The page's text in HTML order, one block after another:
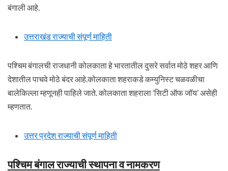
बंगाली आहे.
उत्तराखंड राज्याची संपूर्ण माहिती
पश्चिम बंगालची राजधानी कोलकाता हे भारतातील दुसरे सर्वात मोठे शहर आणि
देशातील पाचवे मोठे बंदर आहे.कोलकाता शहराकडे कम्युनिस्ट चळवळीचा
बालेकिल्ला म्हणूनही पाहिले जाते. कोलकाता शहराला ‘सिटी ऑफ जॉय’ असेही
म्हणतात.
उत्तर प्रदेश राज्याची संपूर्ण माहिती
पश्चिम बंगाल राज्याची स्थापना व नामकरण